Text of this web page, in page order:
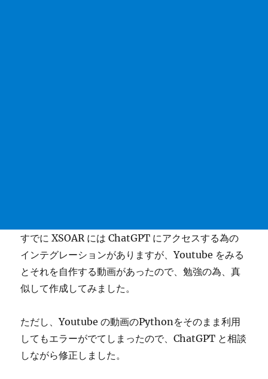
すでに XSOAR には ChatGPT にアクセスする為の
インテグレーションがありますが、Youtube をみる
とそれを自作する動画があったので、勉強の為、真
似して作成してみました。
ただし、Youtube の動画のPythonをそのまま利用
してもエラーがでてしまったので、ChatGPT と相談
しながら修正しました。